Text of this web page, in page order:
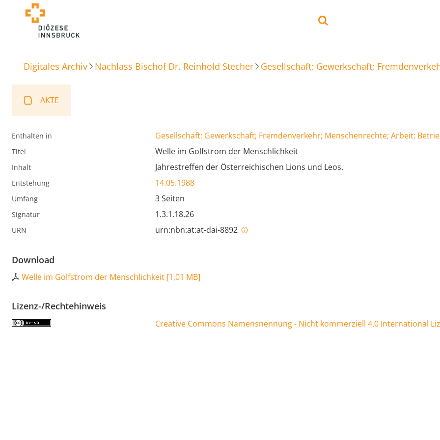
Digitales Archiv Nachlass Bischof Dr. Reinhold Stecher Gesellschaft; Gewerkschaft;
AKTE
Enthalten in Gesellschaft; Gewerkschaft; Fremdenverkehr; Menschenrechte; Arbeit;
Titel Welle im Golfstrom der Menschlichkeit
Inhalt Jahrestreffen der Österreichischen Lions und Leos.
Entstehung 14.05.1988
Umfang 3 Seiten
Signatur 1.3.1.18.26
URN urn:nbn:at:at-dai-8892
Download
Welle im Golfstrom der Menschlichkeit [1,01 MB]
Lizenz-/Rechtehinweis
Creative Commons Namensnennung - Nicht kommerziell 4.0 International